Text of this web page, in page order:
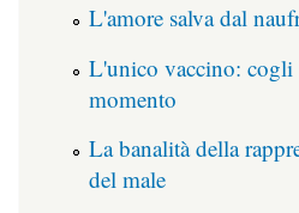
L'amore salva dal
L'unico vaccino:
momento
La banalità della
del male